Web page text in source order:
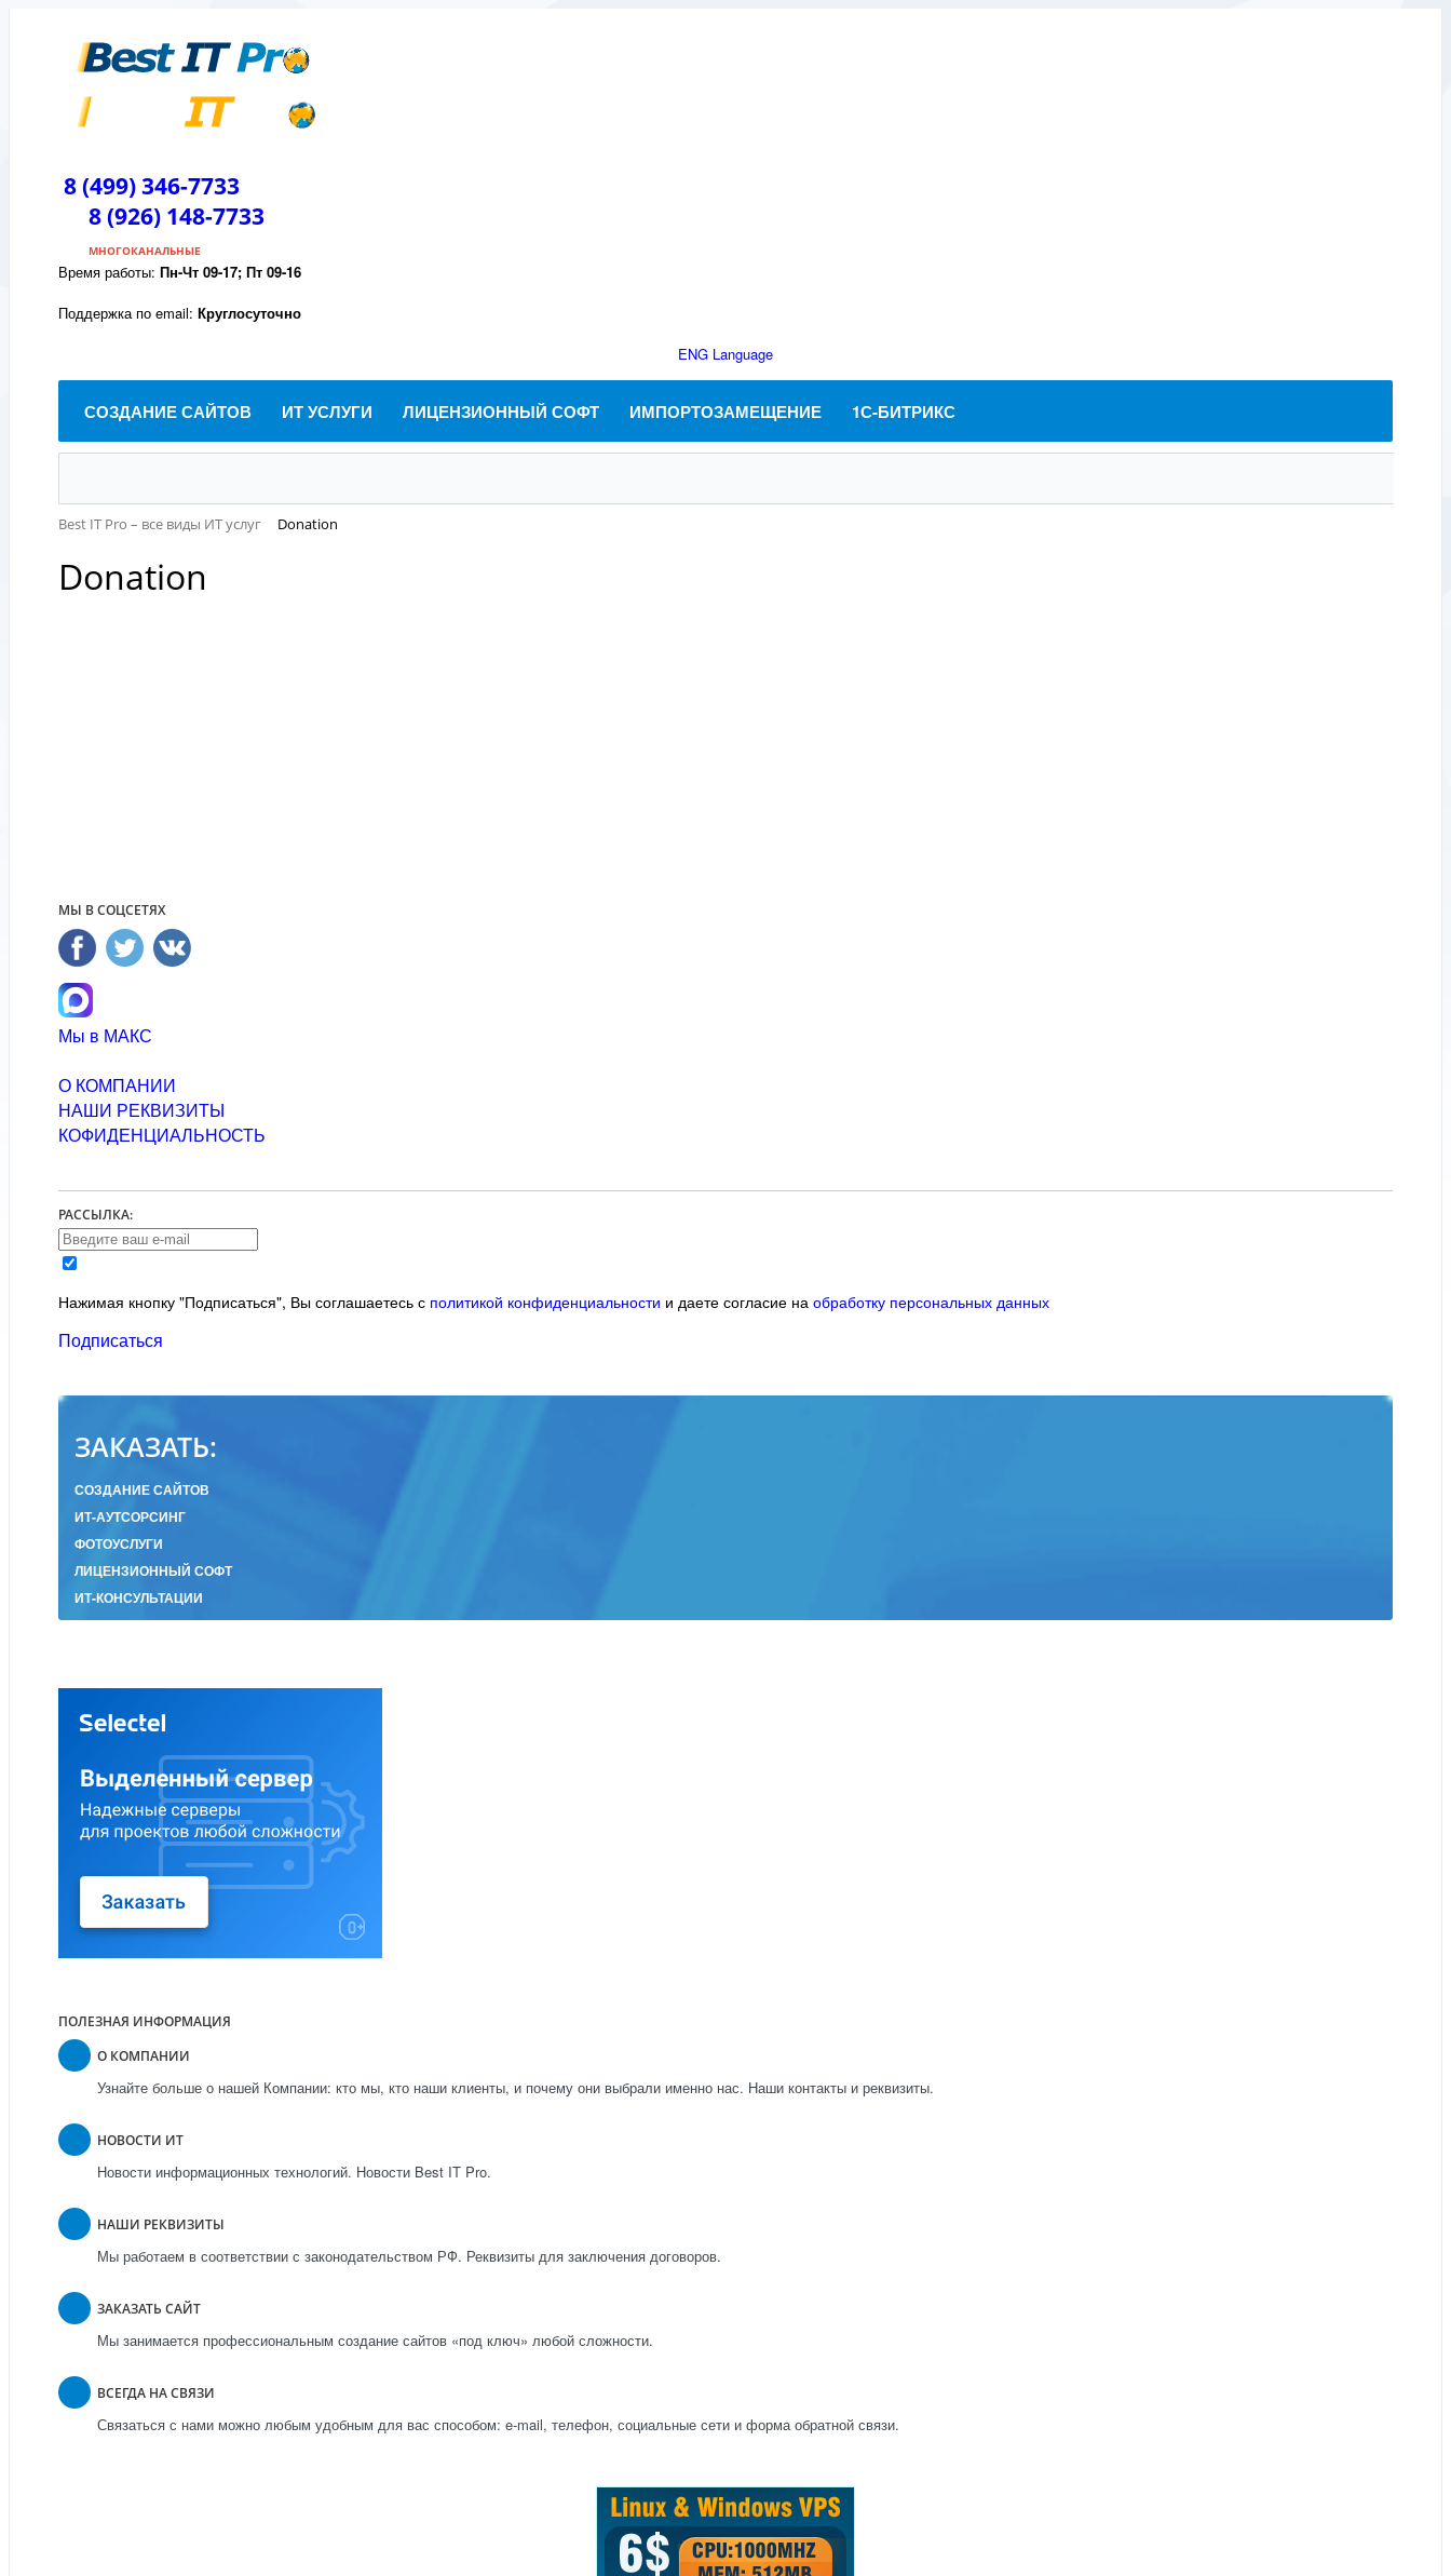
8 (499) 346-7733
8 (926) 148-7733
МНОГОКАНАЛЬНЫЕ
Время работы: Пн-Чт 09-17; Пт 09-16
Поддержка по email: Круглосуточно
ENG Language
СОЗДАНИЕ САЙТОВ ИТ УСЛУГИ ЛИЦЕНЗИОННЫЙ СОФТ ИМПОРТОЗАМЕЩЕНИЕ 1С-БИТРИКС
Best IT Pro – все виды ИТ услуг Donation
Donation
МЫ В СОЦСЕТЯХ
Мы в МАКС
О КОМПАНИИ
НАШИ РЕКВИЗИТЫ
КОФИДЕНЦИАЛЬНОСТЬ
РАССЫЛКА:
Нажимая кнопку "Подписаться", Вы соглашаетесь с политикой конфиденциальности и даете согласие на обработку персональных данных
Подписаться
ЗАКАЗАТЬ:
СОЗДАНИЕ САЙТОВ
ИТ-АУТСОРСИНГ
ФОТОУСЛУГИ
ЛИЦЕНЗИОННЫЙ СОФТ
ИТ-КОНСУЛЬТАЦИИ
ПОЛЕЗНАЯ ИНФОРМАЦИЯ
О КОМПАНИИ
Узнайте больше о нашей Компании: кто мы, кто наши клиенты, и почему они выбрали именно нас. Наши контакты и реквизиты.
НОВОСТИ ИТ
Новости информационных технологий. Новости Best IT Pro.
НАШИ РЕКВИЗИТЫ
Мы работаем в соответствии с законодательством РФ. Реквизиты для заключения договоров.
ЗАКАЗАТЬ САЙТ
Мы занимается профессиональным создание сайтов «под ключ» любой сложности.
ВСЕГДА НА СВЯЗИ
Связаться с нами можно любым удобным для вас способом: e-mail, телефон, социальные сети и форма обратной связи.